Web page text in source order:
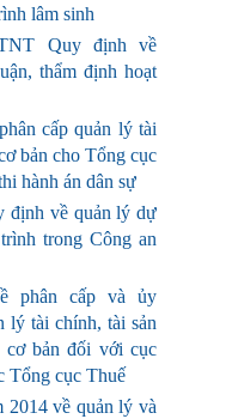
lâm sinh
Quy định về
thẩm định hoạt
cấp quản lý tài
bản cho Tổng cục
hành án dân sự
định về quản lý dự
trong Công an
phân cấp và ủy
lý tài chính, tài sản
bản đối với cục
Tổng cục Thuế
về quản lý và